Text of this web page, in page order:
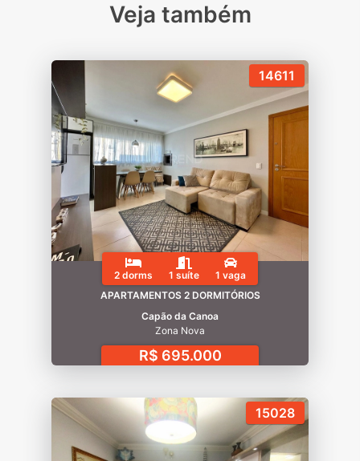
Veja também
14611
2 dorms 1 suíte
1 vaga
APARTAMENTOS 2 DORMITÓRIOS
Capão da Canoa
Zona Nova
R$ 695.000
15028